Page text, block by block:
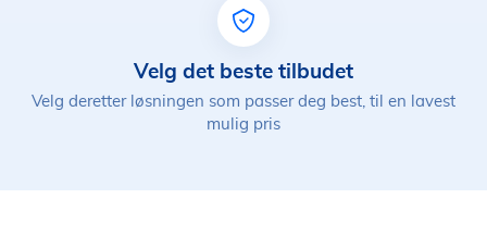
Velg det beste tilbudet
Velg deretter løsningen som passer deg best, til en lavest
mulig pris